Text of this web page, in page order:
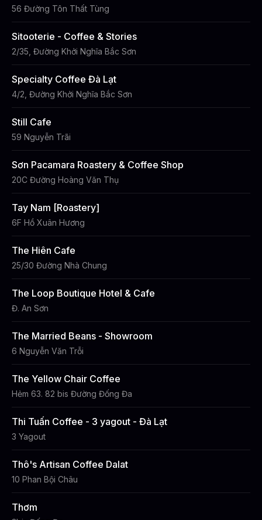
56 Đường Tôn Thất Tùng
Sitooterie - Coffee & Stories
2/35, Đường Khởi Nghĩa Bắc Sơn
Specialty Coffee Đà Lạt
4/2, Đường Khởi Nghĩa Bắc Sơn
Still Cafe
59 Nguyễn Trãi
Sơn Pacamara Roastery & Coffee Shop
20C Đường Hoàng Văn Thụ
Tay Nam [Roastery]
6F Hồ Xuân Hương
The Hiên Cafe
25/30 Đường Nhà Chung
The Loop Boutique Hotel & Cafe
Đ. An Sơn
The Married Beans - Showroom
6 Nguyễn Văn Trỗi
The Yellow Chair Coffee
Hẻm 63. 82 bis Đường Đống Đa
Thi Tuấn Coffee - 3 yagout - Đà Lạt
3 Yagout
Thô's Artisan Coffee Dalat
10 Phan Bội Châu
Thơm